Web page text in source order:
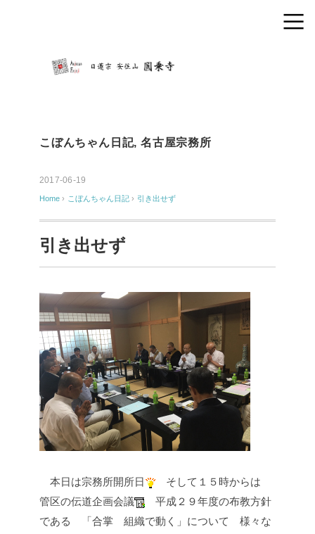
こぼんちゃん日記,名古屋宗務所
2017-06-19
Home › こぼんちゃん日記 › 引き出せず
引き出せず
本日は宗務所開所日
そして１５時からは
管区の伝道企画会議
平成２９年度の布教方針
である
「合掌 組織で動く」について
様々な